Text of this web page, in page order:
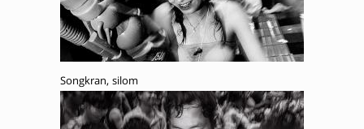
Songkran, silom